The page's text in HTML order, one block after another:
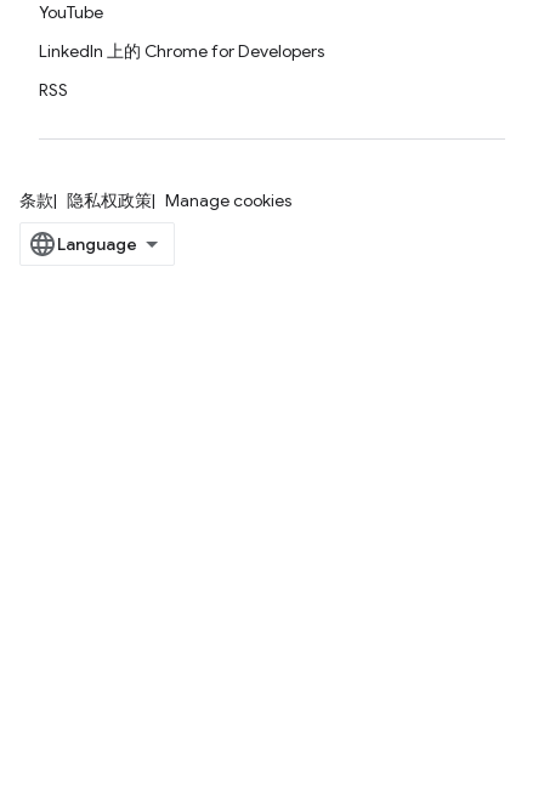
YouTube
LinkedIn 上的 Chrome for Developers
RSS
条款 隐私权政策 Manage cookies